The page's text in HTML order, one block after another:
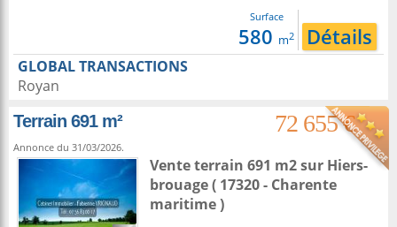
Surface
580 m2 Détails
GLOBAL TRANSACTIONS
Royan
Terrain 691 m²
72 655 €
Annonce du 31/03/2026.
Vente terrain 691 m2sur Hiers-
brouage( 17320 - Charente
maritime )